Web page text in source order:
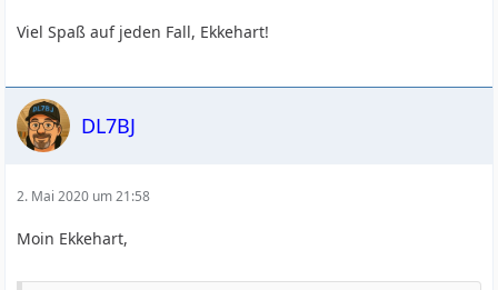
Viel Spaß auf jeden Fall, Ekkehart!
DL7BJ
2. Mai 2020 um 21:58
Moin Ekkehart,